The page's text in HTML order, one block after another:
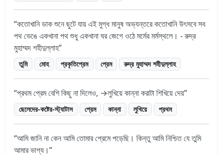
কতোখানি ডাক শুনে ছুটে যায় এই মুগ্ধ মানুষ অভ্যন্তরে কতোখানি উৎসবে সব
পথ ভেঙে একখানা পথ শুধু একখানা ঘর জেগে ওঠে মর্মের মর্মস্থলে। - রুদ্র
মুহাম্মদ শহীদুল্লাহ
তুমি মোহ প্রকৃতিপ্রেম প্রেম রুদ্র মুহাম্মদ শহীদুল্লাহ
প্রথম প্রেম বেশি কিছু না দিলেও, →লুখিয়ে কান্না করাটা শিখিয়ে দেয়
ছেলেদের-কষ্টের-স্ট্যাটাস প্রেম কান্না লুখিয়ে প্রথম
আমি জানি না কেন আমি তোমার প্রেমে পড়েছি। কিন্তু আমি নিশ্চিত যে তুমি
আমার ভাগ্য।